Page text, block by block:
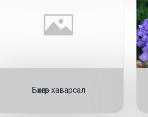
Бөхөгөр хаварсал